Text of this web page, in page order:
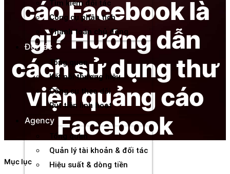
Tìm kiếm đối tác
Công cụ phân tích
Thanh toán chủ động
Đối tác
Tổng quan
Kết nối thương hiệu
Công cụ theo dõi
Rút tiền linh hoạt
Agency
Tổng quan
Quản lý tài khoản & đối tác
Hiệu suất & dòng tiền
cáo Facebook là
gì? Hướng dẫn
cách sử dụng thư
viện quảng cáo
Facebook
Mục lục